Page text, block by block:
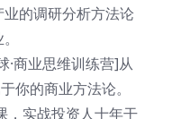
的调研分析方法论
·商业思维训练营]从
你的商业方法论。
，实战投资人十年干